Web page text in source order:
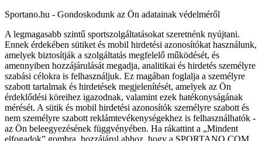
Sportano.hu - Gondoskodunk az Ön adatainak védelméről
A legmagasabb szintű sportszolgáltatásokat szeretnénk nyújtani.
Ennek érdekében sütiket és mobil hirdetési azonosítókat használunk,
amelyek biztosítják a szolgáltatás megfelelő működését, és
amennyiben hozzájárulását megadja, analitikai és hirdetés személyre
szabási célokra is felhasználjuk. Ez magában foglalja a személyre
szabott tartalmak és hirdetések megjelenítését, amelyek az Ön
érdeklődési köreihez igazodnak, valamint ezek hatékonyságának
mérését. A sütik és mobil hirdetési azonosítók személyre szabott és
nem személyre szabott reklámtevékenységekhez is felhasználhatók -
az Ön beleegyezésének függvényében. Ha rákattint a „Mindent
elfogadok” gombra, hozzájárul ahhoz, hogy a SPORTANO.COM